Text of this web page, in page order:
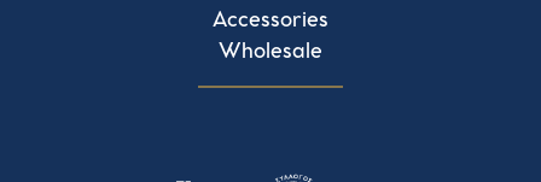
Accessories
Wholesale